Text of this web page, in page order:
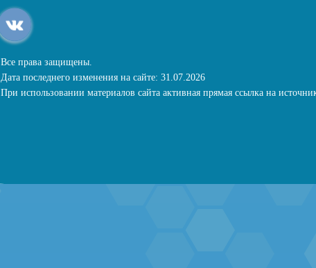
Все права защищены.
Дата последнего изменения на сайте: 31.07.2026
При использовании материалов сайта активная прямая ссылка на